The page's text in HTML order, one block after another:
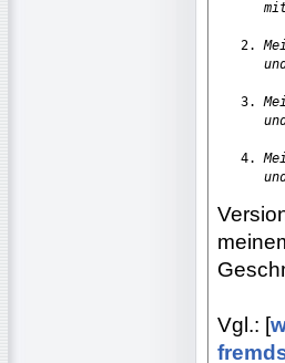
   2.
   3.
   4.
Vgl.: [